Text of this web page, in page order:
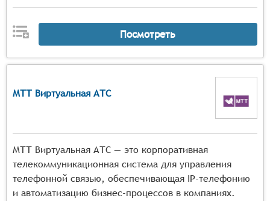
Посмотреть
МТТ Виртуальная АТС
МТТ Виртуальная АТС — это корпоративная
телекоммуникационная система для управления
телефонной связью, обеспечивающая IP-телефонию
и автоматизацию бизнес-процессов в компаниях.